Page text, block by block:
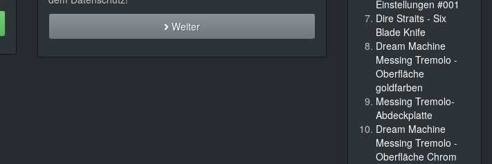
Weiter
Einstellungen #001
Dire Straits - Six
Blade Knife
Dream Machine
Messing Tremolo -
Oberfläche
goldfarben
Messing Tremolo-
Abdeckplatte
Dream Machine
Messing Tremolo -
Oberfläche Chrom